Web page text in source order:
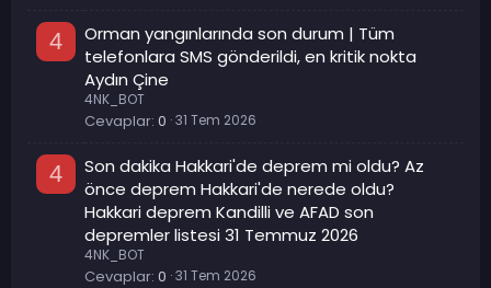
4
Orman yangınlarında son durum | Tüm
telefonlara SMS gönderildi, en kritik nokta
Aydın Çine
4NK_BOT
Cevaplar 0 31 Tem 2026
4
Son dakika Hakkari'de deprem mi oldu? Az
önce deprem Hakkari'de nerede oldu?
Hakkari deprem Kandilli ve AFAD son
depremler listesi 31 Temmuz 2026
4NK_BOT
Cevaplar 0 31 Tem 2026